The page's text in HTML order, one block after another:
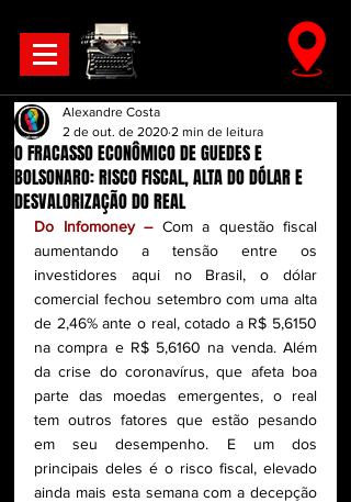
O FRACASSO ECONÔMICO DE GUEDES E
BOLSONARO: RISCO FISCAL, ALTA DO DÓLAR E
DESVALORIZAÇÃO DO REAL
Alexandre Costa
2 de out. de 2020 2 min de leitura
Do Infomoney – Com a questão fiscal
aumentando a tensão entre os
investidores aqui no Brasil, o dólar
comercial fechou setembro com uma alta
de 2,46% ante o real, cotado a R$ 5,6150
na compra e R$ 5,6160 na venda. Além
da crise do coronavírus, que afeta boa
parte das moedas emergentes, o real
tem outros fatores que estão pesando
em seu desempenho. E um dos
principais deles é o risco fiscal, elevado
ainda mais esta semana com a decepção